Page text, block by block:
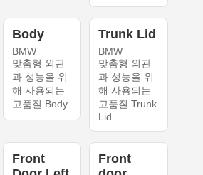
Body
BMW
맞춤형 외관
과 성능을 위
해 사용되는
고품질 Body.
Trunk Lid
BMW
맞춤형 외관
과 성능을 위
해 사용되는
고품질 Trunk
Lid.
Front
Front